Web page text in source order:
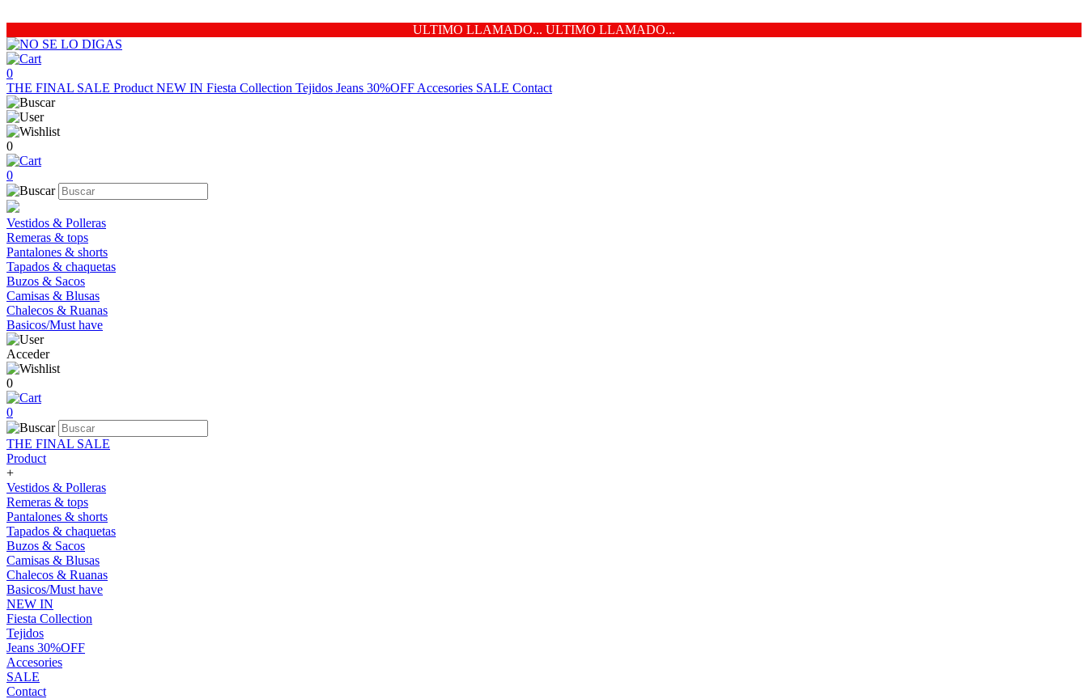
ULTIMO LLAMADO... ULTIMO LLAMADO...
0
THE FINAL SALE Product NEW IN Fiesta Collection Tejidos Jeans 30%OFF Accesories SALE Contact
0
0
Vestidos & Polleras
Remeras & tops
Pantalones & shorts
Tapados & chaquetas
Buzos & Sacos
Camisas & Blusas
Chalecos & Ruanas
Basicos/Must have
Acceder
0
0
THE FINAL SALE
Product
+
Vestidos & Polleras
Remeras & tops
Pantalones & shorts
Tapados & chaquetas
Buzos & Sacos
Camisas & Blusas
Chalecos & Ruanas
Basicos/Must have
NEW IN
Fiesta Collection
Tejidos
Jeans 30%OFF
Accesories
SALE
Contact